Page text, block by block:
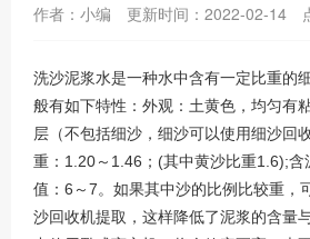
作者：小编 更新时间：2022-02-14
洗沙泥浆水是一种水中含有一定比重的
般有如下特性：外观：土黄色，均匀有
层（不包括细沙，细沙可以使用细沙回
重：1.20～1.46；(其中黄沙比重1.6);含
值：6～7。如果其中沙的比例比较重，
沙回收机提取，这样降低了泥浆的含量